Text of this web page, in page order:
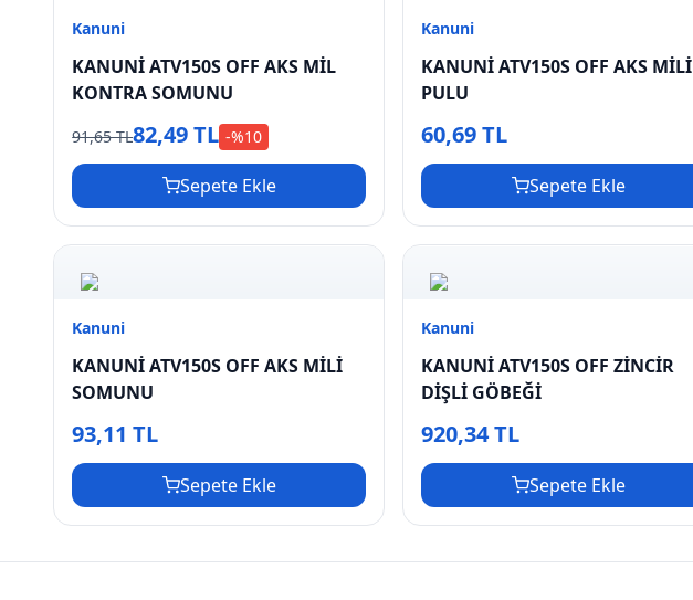
Kanuni
KANUNİ ATV150S OFF AKS MİL
KONTRA SOMUNU
91,65 TL82,49 TL -%10
Sepete Ekle
Kanuni
KANUNİ ATV150S OFF AKS MİLİ
PULU
60,69 TL
Sepete Ekle
Kanuni
KANUNİ ATV150S OFF AKS MİLİ
SOMUNU
93,11 TL
Sepete Ekle
Kanuni
KANUNİ ATV150S OFF ZİNCİR
DİŞLİ GÖBEĞİ
920,34 TL
Sepete Ekle